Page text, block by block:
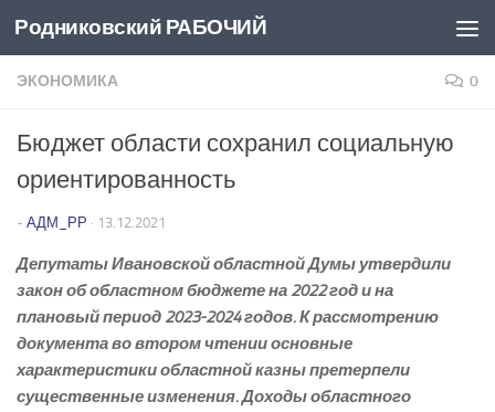
Перейти к содержимому
Родниковский РАБОЧИЙ
ЭКОНОМИКА 0
Бюджет области сохранил социальную
ориентированность
- АДМ_РР · 13.12.2021
Депутаты Ивановской областной Думы утвердили
закон об областном бюджете на 2022 год и на
плановый период 2023-2024 годов. К рассмотрению
документа во втором чтении основные
характеристики областной казны претерпели
существенные изменения. Доходы областного